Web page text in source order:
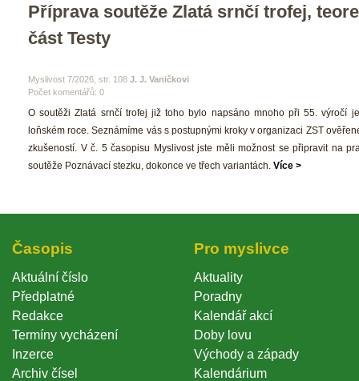
Příprava soutěže Zlatá srnčí trofej,
část Testy
Myslivost 7/2026, str. 108 J. J. Vaničkovi
Počet komentářů: 0
O soutěži Zlatá srnčí trofej již toho bylo napsáno mnoho při 55. výročí
loňském roce. Seznámíme vás s postupnými kroky v organizaci ZST
zkušeností. V č. 5 časopisu Myslivost jste měli možnost se připravit na
outěže Poznávací stezku, dokonce ve třech variantách. Více >
Časopi
Aktuální číslo
Předplatné
Redakce
Termíny vycházení
Inzerce
Archiv čísel
Pro myslivce
Aktuality
Poradny
Kalendář akcí
Doby lovu
Východy a západy
Kalendárium